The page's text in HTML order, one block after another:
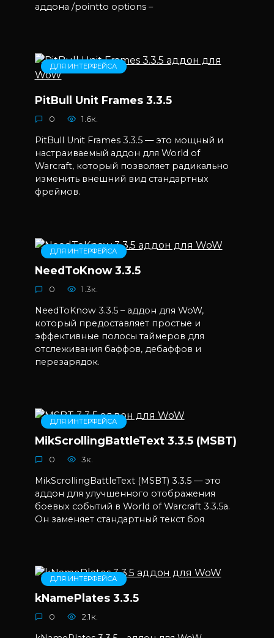
аддона /pointto options –
ДЛЯ ИНТЕРФЕЙСА
PitBull Unit Frames 3.3.5
0 1.6к.
PitBull Unit Frames 3.3.5 — это мощный и
настраиваемый аддон для World of
Warcraft, который позволяет радикально
изменить внешний вид стандартных
фреймов.
ДЛЯ ИНТЕРФЕЙСА
NeedToKnow 3.3.5
0 1.3к.
NeedToKnow 3.3.5 – аддон для WoW,
который предоставляет простые и
эффективные полосы таймеров для
отслеживания баффов, дебаффов и
перезарядок.
ДЛЯ ИНТЕРФЕЙСА
MikScrollingBattleText 3.3.5 (MSBT)
0 3к.
MikScrollingBattleText (MSBT) 3.3.5 — это
аддон для улучшенного отображения
боевых событий в World of Warcraft 3.3.5a.
Он заменяет стандартный текст боя
ДЛЯ ИНТЕРФЕЙСА
kNamePlates 3.3.5
0 2.1к.